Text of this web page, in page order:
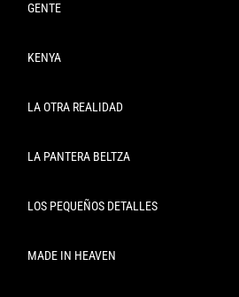
GENTE
KENYA
LA OTRA REALIDAD
LA PANTERA BELTZA
LOS PEQUEÑOS DETALLES
MADE IN HEAVEN